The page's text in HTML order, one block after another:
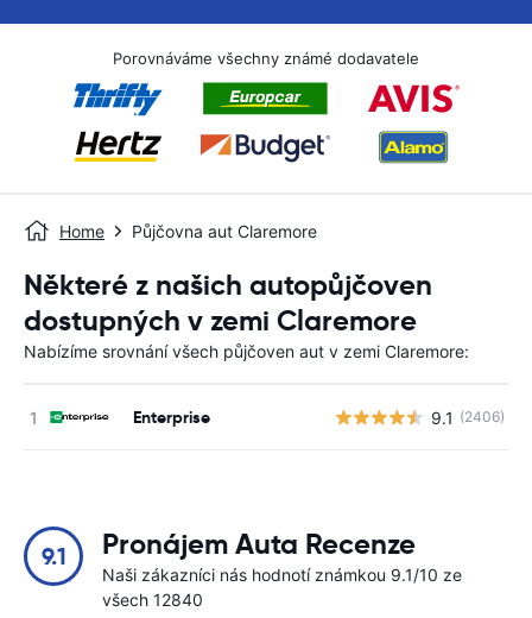
Porovnáváme všechny známé dodavatele
Home Půjčovna aut Claremore
Některé z našich autopůjčoven
dostupných v zemi Claremore
Nabízíme srovnání všech půjčoven aut v zemi Claremore:
Enterprise 9.1 (2406)
9.1 Pronájem Auta Recenze
Naši zákazníci nás hodnotí známkou 9.1/10 ze
všech 12840